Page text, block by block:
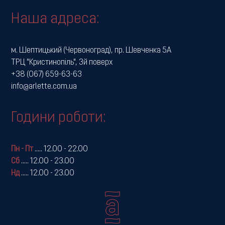
Наша адреса:
м. Шептицький (Червоноград), пр. Шевченка 5А
ТРЦ "Кристинопіль", 3й поверх
+38 (067) 659-63-63
info@arlette.com.ua
Години роботи:
Пн - Пт.....
12.00 - 22.00
Сб .....
12.00 - 23.00
Нд..... 12.00 - 23.00